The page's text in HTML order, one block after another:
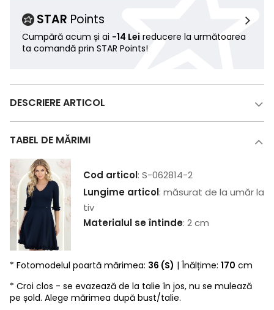
STAR Points
Cumpără acum și ai -14 Lei reducere la următoarea
ta comandă prin STAR Points!
DESCRIERE ARTICOL
TABEL DE MĂRIMI
Cod articol: S-062814-2
Lungime articol: măsurat de la umăr la
tiv
Materialul se întinde: 2 cm
* Fotomodelul poartă mărimea: 36 (S) | Înălțime: 170 cm
* Croi clos - se evazează de la talie în jos, nu se mulează
pe șold. Alege mărimea după bust/talie.